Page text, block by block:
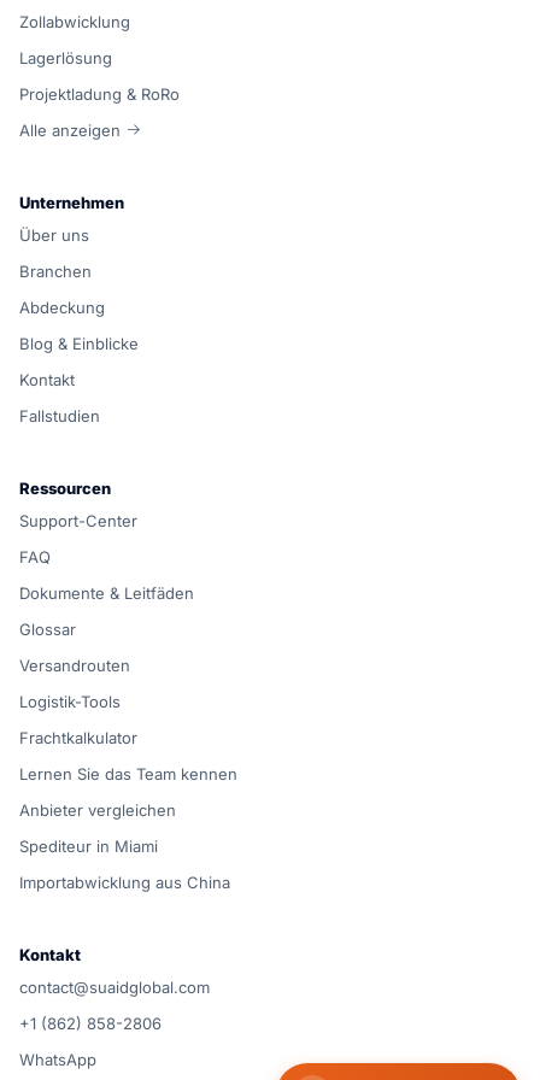
Zollabwicklung
Lagerlösung
Projektladung & RoRo
Alle anzeigen
Unternehmen
Über uns
Branchen
Abdeckung
Blog & Einblicke
Kontakt
Fallstudien
Ressourcen
Support-Center
FAQ
Dokumente & Leitfäden
Glossar
Versandrouten
Logistik-Tools
Frachtkalkulator
Lernen Sie das Team kennen
Anbieter vergleichen
Spediteur in Miami
Importabwicklung aus China
Kontakt
contact@suaidglobal.com
+1 (862) 858-2806
WhatsApp